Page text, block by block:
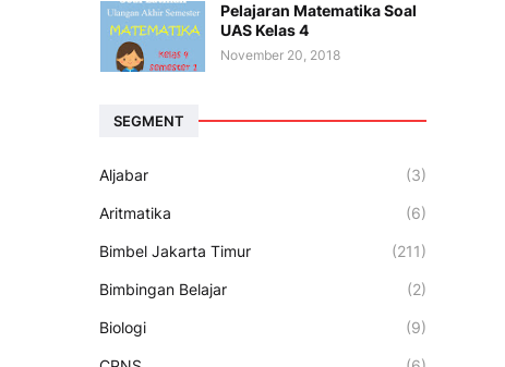
Pelajaran Matematika Soal
UAS Kelas 4
November 20, 2018
SEGMENT
Aljabar (3)
Aritmatika (6)
Bimbel Jakarta Timur (211)
Bimbingan Belajar (2)
Biologi (9)